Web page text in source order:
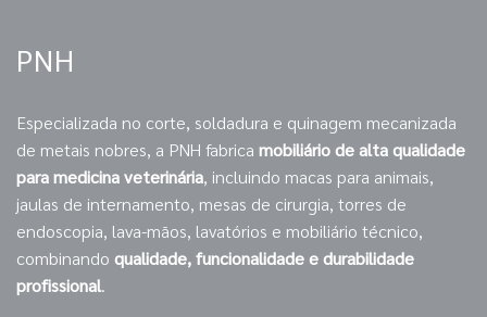
PNH
Especializada no corte, soldadura e quinagem mecanizada
de metais nobres, a PNH fabrica mobiliário de alta qualidade
para medicina veterinária, incluindo macas para animais,
jaulas de internamento, mesas de cirurgia, torres de
endoscopia, lava-mãos, lavatórios e mobiliário técnico,
combinando qualidade, funcionalidade e durabilidade
profissional.